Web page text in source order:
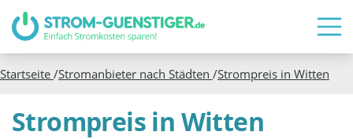
Startseite /Stromanbieter nach Städten /Strompreis in Witten
Strompreis in Witten